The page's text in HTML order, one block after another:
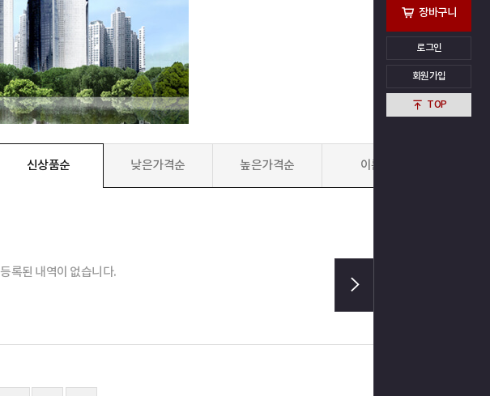
장바구니
로그인
회원가입
TOP
신상품순 낮은가격순 높은가격순 이름순
등록된 내역이 없습니다.